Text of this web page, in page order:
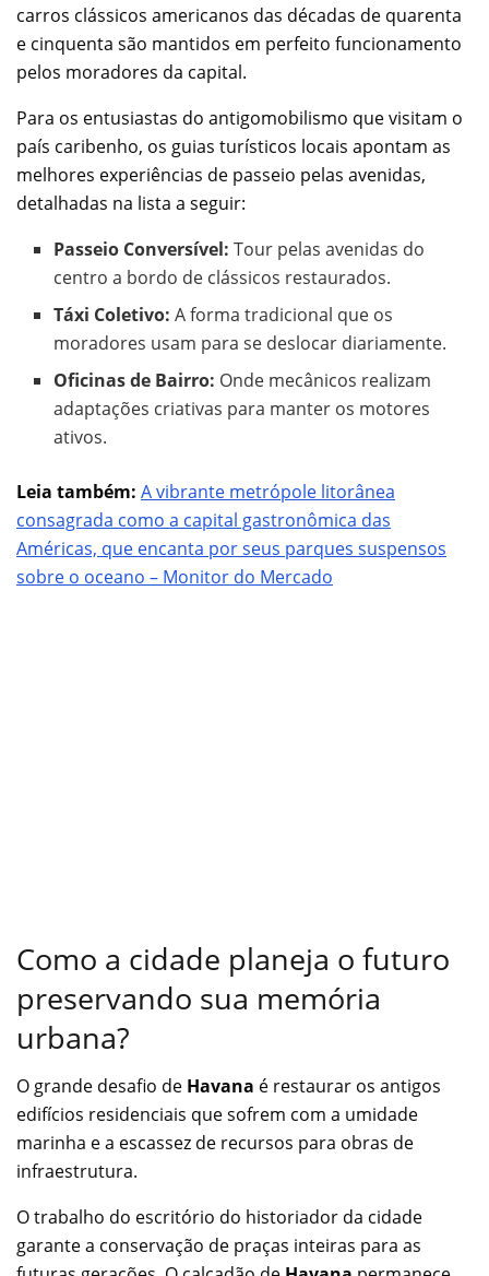
carros clássicos americanos das décadas de quarenta
e cinquenta são mantidos em perfeito funcionamento
pelos moradores da capital.
Para os entusiastas do antigomobilismo que visitam o
país caribenho, os guias turísticos locais apontam as
melhores experiências de passeio pelas avenidas,
detalhadas na lista a seguir:
Passeio Conversível: Tour pelas avenidas do
centro a bordo de clássicos restaurados.
Táxi Coletivo: A forma tradicional que os
moradores usam para se deslocar diariamente.
Oficinas de Bairro: Onde mecânicos realizam
adaptações criativas para manter os motores
ativos.
Leia também: A vibrante metrópole litorânea
consagrada como a capital gastronômica das
Américas, que encanta por seus parques suspensos
sobre o oceano – Monitor do Mercado
Como a cidade planeja o futuro
preservando sua memória
urbana?
O grande desafio de Havana é restaurar os antigos
edifícios residenciais que sofrem com a umidade
marinha e a escassez de recursos para obras de
infraestrutura.
O trabalho do escritório do historiador da cidade
garante a conservação de praças inteiras para as